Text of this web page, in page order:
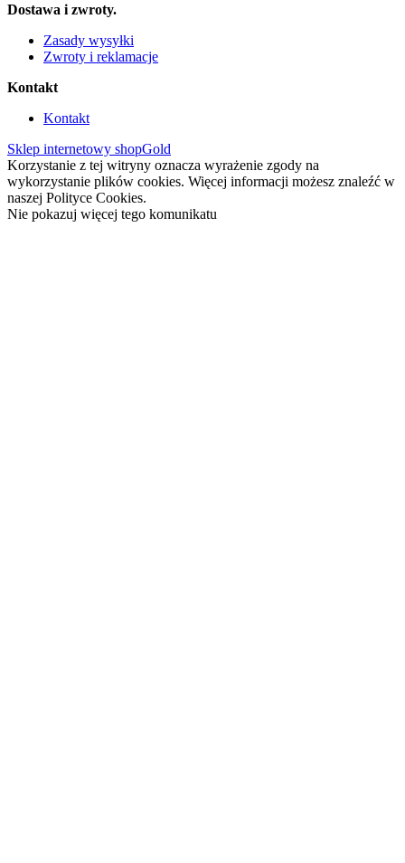
Dostawa i zwroty.
Zasady wysyłki
Zwroty i reklamacje
Kontakt
Kontakt
Sklep internetowy shopGold
Korzystanie z tej witryny oznacza wyrażenie zgody na
wykorzystanie plików cookies. Więcej informacji możesz znaleźć w
naszej Polityce Cookies.
Nie pokazuj więcej tego komunikatu